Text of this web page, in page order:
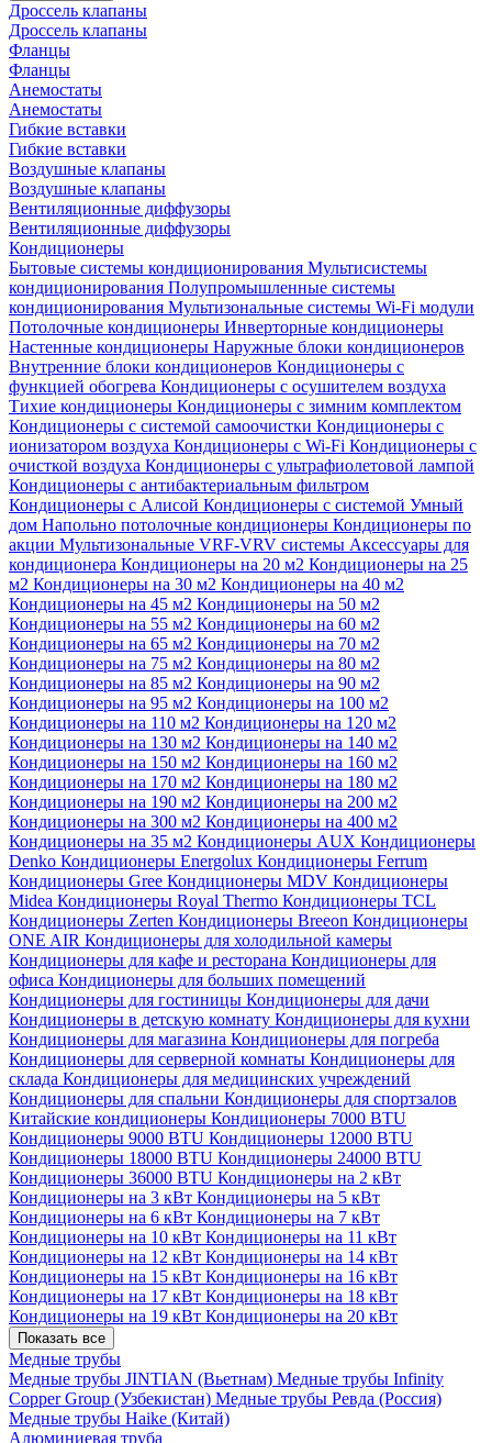
Дроссель клапаны
Дроссель клапаны
Фланцы
Фланцы
Анемостаты
Анемостаты
Гибкие вставки
Гибкие вставки
Воздушные клапаны
Воздушные клапаны
Вентиляционные диффузоры
Вентиляционные диффузоры
Кондиционеры
Бытовые системы кондиционирования Мультисистемы
кондиционирования Полупромышленные системы
кондиционирования Мультизональные системы Wi-Fi модули
Потолочные кондиционеры Инверторные кондиционеры
Настенные кондиционеры Наружные блоки кондиционеров
Внутренние блоки кондиционеров Кондиционеры с
функцией обогрева Кондиционеры с осушителем воздуха
Тихие кондиционеры Кондиционеры с зимним комплектом
Кондиционеры с системой самоочистки Кондиционеры с
ионизатором воздуха Кондиционеры с Wi-Fi Кондиционеры с
очисткой воздуха Кондиционеры с ультрафиолетовой лампой
Кондиционеры с антибактериальным фильтром
Кондиционеры с Алисой Кондиционеры с системой Умный
дом Напольно потолочные кондиционеры Кондиционеры по
акции Мультизональные VRF-VRV системы Аксессуары для
кондиционера Кондиционеры на 20 м2 Кондиционеры на 25
м2 Кондиционеры на 30 м2 Кондиционеры на 40 м2
Кондиционеры на 45 м2 Кондиционеры на 50 м2
Кондиционеры на 55 м2 Кондиционеры на 60 м2
Кондиционеры на 65 м2 Кондиционеры на 70 м2
Кондиционеры на 75 м2 Кондиционеры на 80 м2
Кондиционеры на 85 м2 Кондиционеры на 90 м2
Кондиционеры на 95 м2 Кондиционеры на 100 м2
Кондиционеры на 110 м2 Кондиционеры на 120 м2
Кондиционеры на 130 м2 Кондиционеры на 140 м2
Кондиционеры на 150 м2 Кондиционеры на 160 м2
Кондиционеры на 170 м2 Кондиционеры на 180 м2
Кондиционеры на 190 м2 Кондиционеры на 200 м2
Кондиционеры на 300 м2 Кондиционеры на 400 м2
Кондиционеры на 35 м2 Кондиционеры AUX Кондиционеры
Denko Кондиционеры Energolux Кондиционеры Ferrum
Кондиционеры Gree Кондиционеры MDV Кондиционеры
Midea Кондиционеры Royal Thermo Кондиционеры TCL
Кондиционеры Zerten Кондиционеры Breeon Кондиционеры
ONE AIR Кондиционеры для холодильной камеры
Кондиционеры для кафе и ресторана Кондиционеры для
офиса Кондиционеры для больших помещений
Кондиционеры для гостиницы Кондиционеры для дачи
Кондиционеры в детскую комнату Кондиционеры для кухни
Кондиционеры для магазина Кондиционеры для погреба
Кондиционеры для серверной комнаты Кондиционеры для
склада Кондиционеры для медицинских учреждений
Кондиционеры для спальни Кондиционеры для спортзалов
Китайские кондиционеры Кондиционеры 7000 BTU
Кондиционеры 9000 BTU Кондиционеры 12000 BTU
Кондиционеры 18000 BTU Кондиционеры 24000 BTU
Кондиционеры 36000 BTU Кондиционеры на 2 кВт
Кондиционеры на 3 кВт Кондиционеры на 5 кВт
Кондиционеры на 6 кВт Кондиционеры на 7 кВт
Кондиционеры на 10 кВт Кондиционеры на 11 кВт
Кондиционеры на 12 кВт Кондиционеры на 14 кВт
Кондиционеры на 15 кВт Кондиционеры на 16 кВт
Кондиционеры на 17 кВт Кондиционеры на 18 кВт
Кондиционеры на 19 кВт Кондиционеры на 20 кВт
Показать все
Медные трубы
Медные трубы JINTIAN (Вьетнам) Медные трубы Infinity
Copper Group (Узбекистан) Медные трубы Ревда (Россия)
Медные трубы Haike (Китай)
Алюминиевая труба